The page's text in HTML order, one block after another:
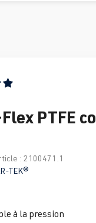
de 5 sur 5 étoiles
PTFE
: 2100471.1
TEK®
à la pression